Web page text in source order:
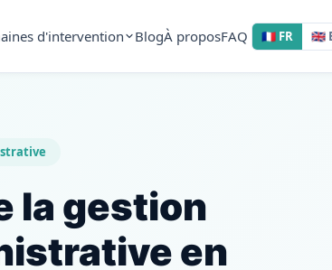
d'intervention BlogÀ proposFAQ 🇫🇷 FR 🇬🇧
la gestion
en